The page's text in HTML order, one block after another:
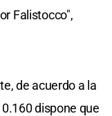
Falistocco",
de acuerdo a la
dispone que